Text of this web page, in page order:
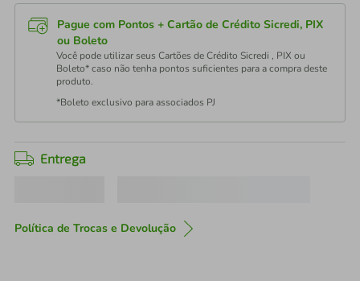
Pague com Pontos + Cartão de Crédito Sicredi, PIX
ou Boleto
Você pode utilizar seus Cartões de Crédito Sicredi , PIX ou
Boleto* caso não tenha pontos suficientes para a compra deste
produto.
*Boleto exclusivo para associados PJ
Entrega
Política de Trocas e Devolução